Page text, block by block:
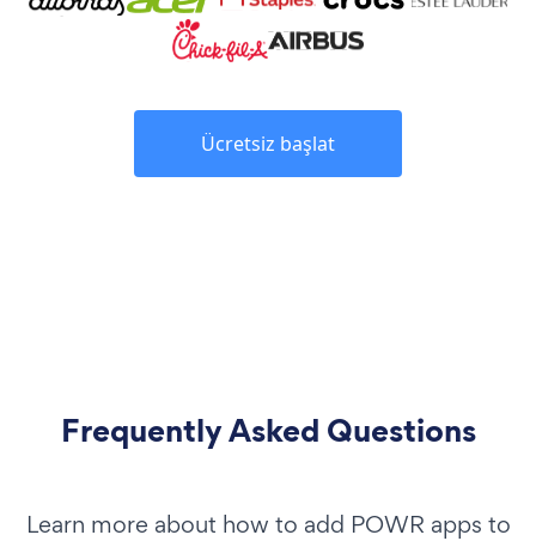
Ücretsiz başlat
Frequently Asked Questions
Learn more about how to add POWR apps to